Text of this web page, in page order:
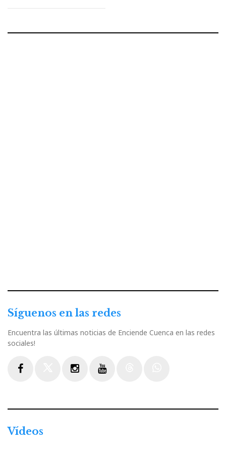
Síguenos en las redes
Encuentra las últimas noticias de Enciende Cuenca en las redes
sociales!
Vídeos